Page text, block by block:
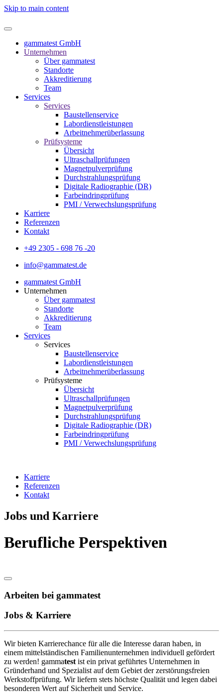
Skip to main content
gammatest GmbH
Unternehmen
Über gammatest
Standorte
Akkreditierung
Team
Services
Services
Baustellenservice
Labordienstleistungen
Arbeitnehmerüberlassung
Prüfsysteme
Übersicht
Ultraschallprüfungen
Magnetpulverprüfung
Durchstrahlungsprüfung
Digitale Radiographie (DR)
Farbeindringprüfung
PMI / Verwechslungsprüfung
Karriere
Referenzen
Kontakt
+49 2305 - 698 76 -20
info@gammatest.de
gammatest GmbH
Unternehmen
Über gammatest
Standorte
Akkreditierung
Team
Services
Services
Baustellenservice
Labordienstleistungen
Arbeitnehmerüberlassung
Prüfsysteme
Übersicht
Ultraschallprüfungen
Magnetpulverprüfung
Durchstrahlungsprüfung
Digitale Radiographie (DR)
Farbeindringprüfung
PMI / Verwechslungsprüfung
Karriere
Referenzen
Kontakt
Jobs und Karriere
Berufliche Perspektiven
Arbeiten bei gammatest
Jobs & Karriere
Wir bieten Karrierechance für alle die Interesse daran haben, in
einem mittelständischen Familienunternehmen individuell gefördert
zu werden! gammatest ist ein privat geführtes Unternehmen in
Gründerhand und Spezialist auf dem Gebiet der zerstörungsfreien
Werkstoffprüfung. Wir liefern stets höchste Qualität und legen dabei
besonderen Wert auf Sicherheit und Service.